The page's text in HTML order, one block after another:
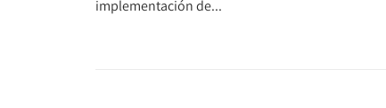
implementación de...